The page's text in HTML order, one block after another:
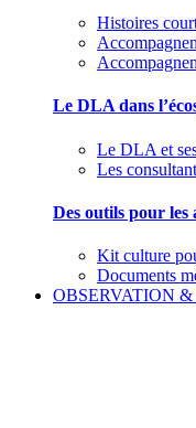
Histoires
Le DLA dans
Le DLA et
Les
Des outils pour les
Kit culture
Documents
OBSERVATION